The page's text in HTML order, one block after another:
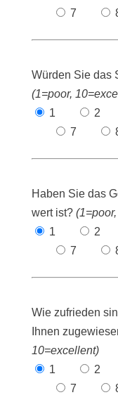
7
Würden Sie das
(1=poor,
1
2
7
Haben Sie das
wert ist?
1
2
7
Wie zufrieden
Ihnen
10=excellent)
1
2
7